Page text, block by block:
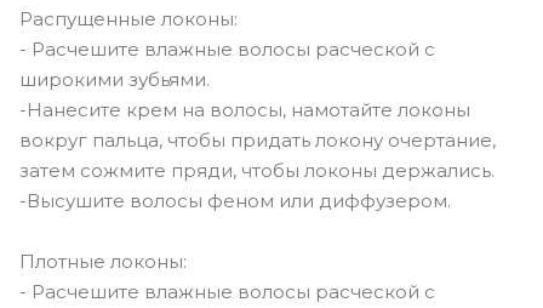
Распущенные локоны:
- Расчешите влажные волосы расческой с
широкими зубьями.
-Нанесите крем на волосы, намотайте локоны
вокруг пальца, чтобы придать локону очертание,
затем сожмите пряди, чтобы локоны держались.
-Высушите волосы феном или диффузером.
Плотные локоны:
- Расчешите влажные волосы расческой с